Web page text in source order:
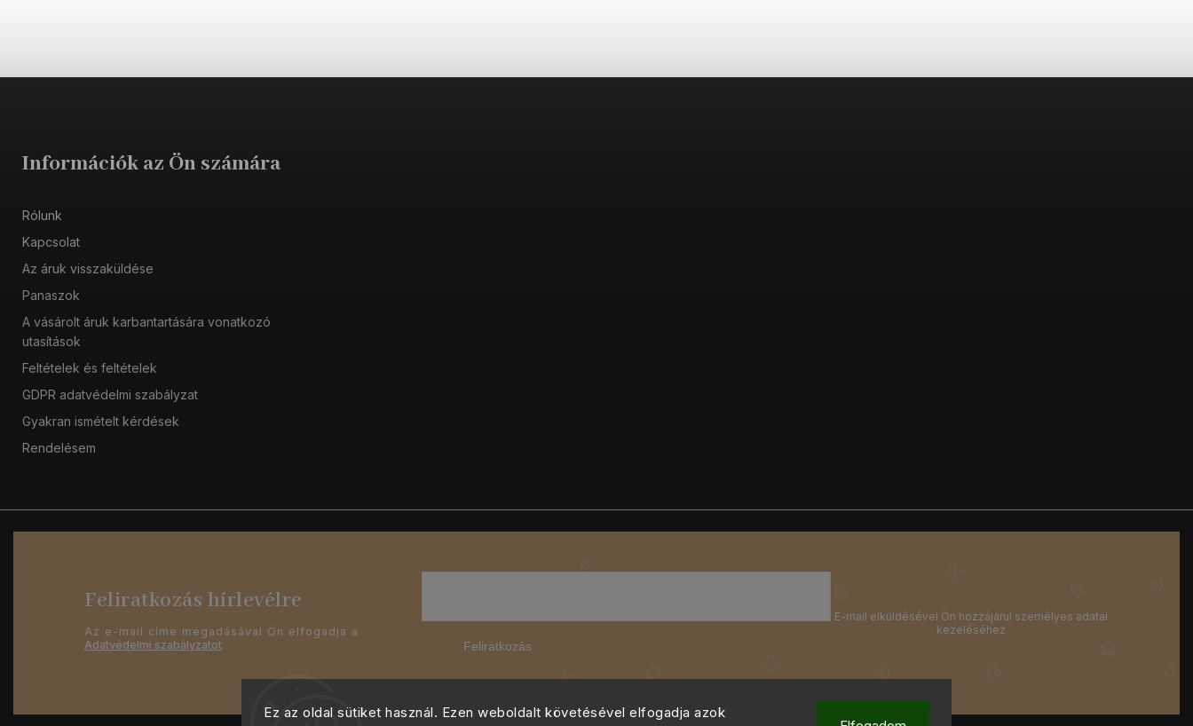
Ez az oldal sütiket használ. Ezen weboldalt követésével elfogadja azok
Információk az Ön számára
Rólunk
Kapcsolat
Az áruk visszaküldése
Panaszok
A vásárolt áruk karbantartására vonatkozó
utasítások
Feltételek és feltételek
GDPR adatvédelmi szabályzat
Gyakran ismételt kérdések
Rendelésem
Feliratkozás hírlevélre
Az e-mail címe megadásával Ön elfogadja a
Adatvédelmi szabályzatot. Feliratkozás